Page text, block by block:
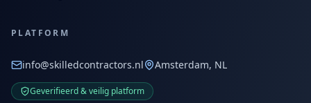
PLATFORM
info@skilledcontractors.nl Amsterdam, NL
Geverifieerd & veilig platform